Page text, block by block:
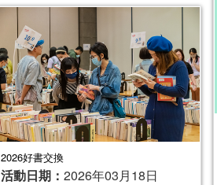
2026好書交換
活動日期： 2026年03月18日